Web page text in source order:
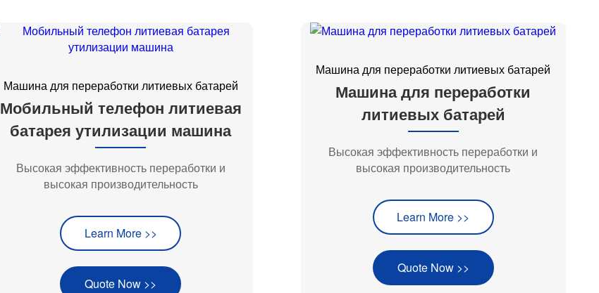
Машина для переработки литиевых батарей
Мобильный телефон литиевая
батарея утилизации машина
Высокая эффективность переработки и
высокая производительность
Learn More >>
Quote Now >>
Машина для переработки литиевых батарей
Машина для переработки
литиевых батарей
Высокая эффективность переработки и
высокая производительность
Learn More >>
Quote Now >>